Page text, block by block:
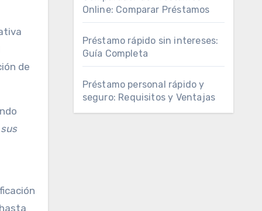
de
Online: Comparar Préstamos
Préstamo rápido sin intereses:
Guía Completa
Préstamo personal rápido y
seguro: Requisitos y Ventajas